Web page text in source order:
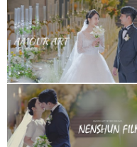
아모르아트웨딩홀
아모르홀
아모르아트웨딩컨벤션
아모르홀1인3캠